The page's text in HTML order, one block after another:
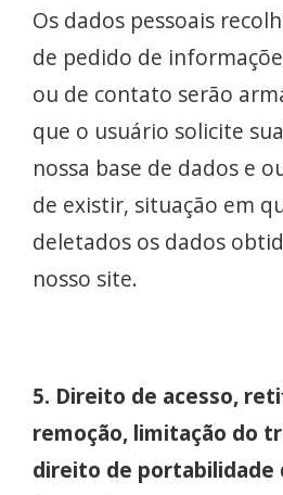
Os dados pessoais
de pedido de
ou de contato serão
que o usuário solicite
nossa base de dados e
de existir, situação em
deletados os dados
nosso site.
5. Direito de acesso,
remoção, limitação do
direito de portabilidade